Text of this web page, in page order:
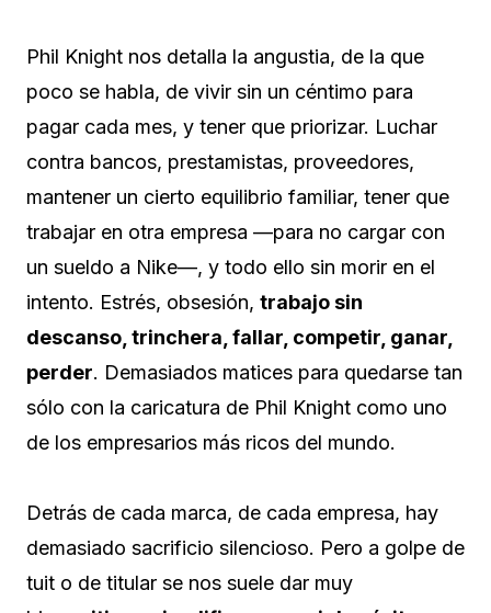
Phil Knight nos detalla la angustia, de la que
poco se habla, de vivir sin un céntimo para
pagar cada mes, y tener que priorizar. Luchar
contra bancos, prestamistas, proveedores,
mantener un cierto equilibrio familiar, tener que
trabajar en otra empresa —para no cargar con
un sueldo a Nike—, y todo ello sin morir en el
intento. Estrés, obsesión, trabajo sin
descanso, trinchera, fallar, competir, ganar,
perder. Demasiados matices para quedarse tan
sólo con la caricatura de Phil Knight como uno
de los empresarios más ricos del mundo.
Detrás de cada marca, de cada empresa, hay
demasiado sacrificio silencioso. Pero a golpe de
tuit o de titular se nos suele dar muy